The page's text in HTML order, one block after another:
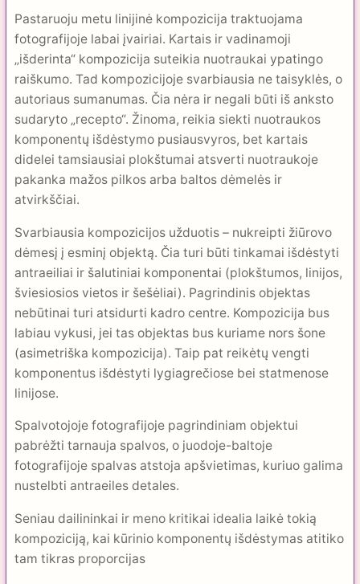
Pastaruoju metu linijinė kompozicija traktuojama
fotografijoje labai įvairiai. Kartais ir vadinamoji
„išderinta“ kompozicija suteikia nuotraukai ypatingo
raiškumo. Tad kompozicijoje svarbiausia ne taisyklės, o
autoriaus sumanumas. Čia nėra ir negali būti iš anksto
sudaryto „recepto“. Žinoma, reikia siekti nuotraukos
komponen­tų išdėstymo pusiausvyros, bet kartais
didelei tamsiausiai plokštumai atsverti nuotraukoje
pakanka mažos pilkos arba baltos dėmelės ir
atvirkščiai.
Svarbiausia kompozicijos užduotis – nukreipti žiūrovo
dėmesį į esminį objektą. Čia turi būti tinkamai išdėstyti
antraeiliai ir šalutiniai komponentai (plokštumos, linijos,
šviesiosios vietos ir še­šėliai). Pagrindinis objektas
nebūtinai turi atsidurti kadro centre. Kompozicija bus
labiau vykusi, jei tas objektas bus kuriame nors šone
(asimetriška kompozicija). Taip pat reikėtų vengti
komponentus išdėstyti lygiagrečiose bei statmenose
linijose.
Spalvotojoje fotografijoje pagrindiniam objektui
pabrėžti tarnauja spalvos, o juodoje-baltoje
fotografijoje spalvas atstoja apšvietimas, kuriuo galima
nustelbti antraeiles detales.
Seniau dailininkai ir meno kritikai idealia laikė tokią
kompoziciją, kai kūrinio komponentų išdėstymas atitiko
tam tikras proporcijas